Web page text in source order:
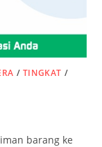
/ TINGKAT /
barang ke